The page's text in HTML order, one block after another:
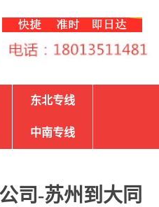
东北专线
中南专线
司-苏州到大同